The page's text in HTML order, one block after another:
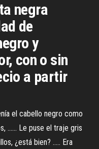
negra
de
y
con o sin
a partir
el cabello negro como
...... Le puse el traje gris
¿está bien? ..... Era